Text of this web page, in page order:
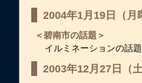
2004年1月19日（月
＜碧南市の話題＞
イルミネーションの話
2003年12月27日（